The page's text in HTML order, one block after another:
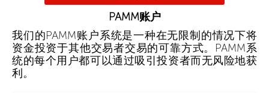
PAMM账户
我们的PAMM账户系统是一种在无限制的情况下将
资金投资于其他交易者交易的可靠方式。PAMM系
统的每个用户都可以通过吸引投资者而无风险地获
利。